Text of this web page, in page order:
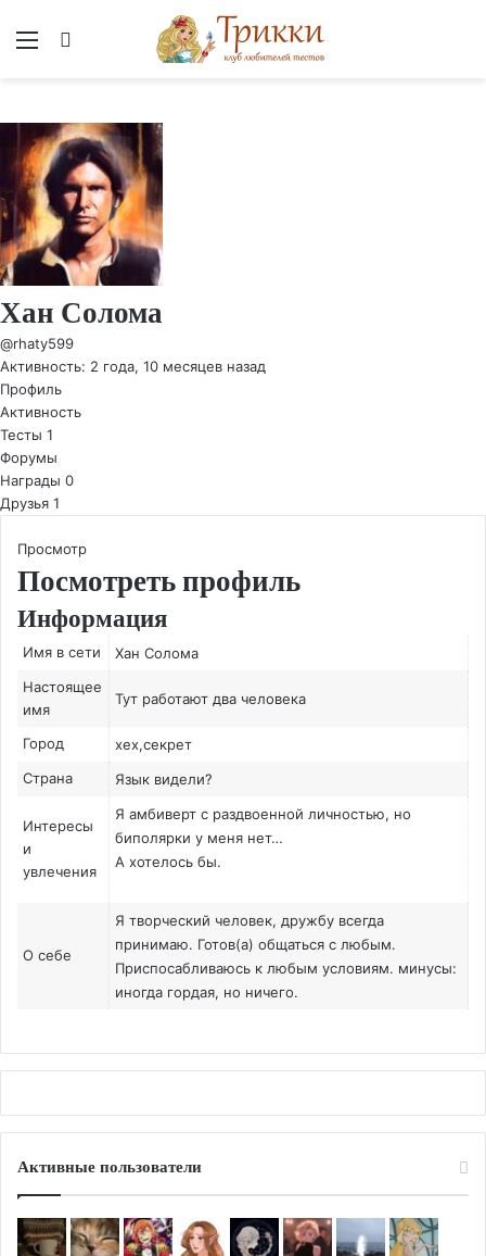
Меню
Хан Солома
@rhaty599
Активность: 2 года, 10 месяцев назад
Профиль
Активность
Тесты 1
Форумы
Награды 0
Друзья 1
Просмотр
Посмотреть профиль
Информация
Имя в сети
Хан Солома
Настоящее
имя
Тут работают два человека
Город
хех,секрет
Страна
Язык видели?
Интересы
и
увлечения
Я амбиверт с раздвоенной личностью, но
биполярки у меня нет…
А хотелось бы.
О себе
Я творческий человек, дружбу всегда
принимаю. Готов(а) общаться с любым.
Приспосабливаюсь к любым условиям. минусы:
иногда гордая, но ничего.
Активные пользователи